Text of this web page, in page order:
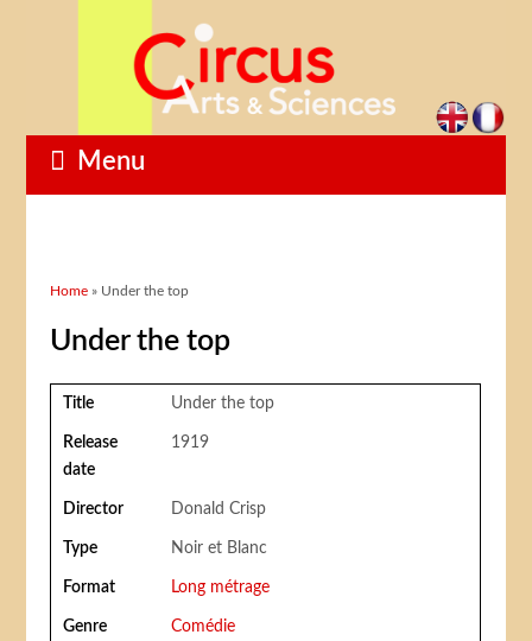
Menu
You are here
Home » Under the top
Under the top
Title Under the top
Release
date
1919
Director Donald Crisp
Type Noir et Blanc
Format Long métrage
Genre
Comédie